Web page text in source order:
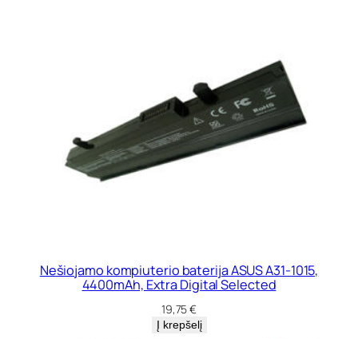
Nešiojamo kompiuterio baterija ASUS A31-1015,
4400mAh, Extra Digital Selected
19,75€
Į krepšelį